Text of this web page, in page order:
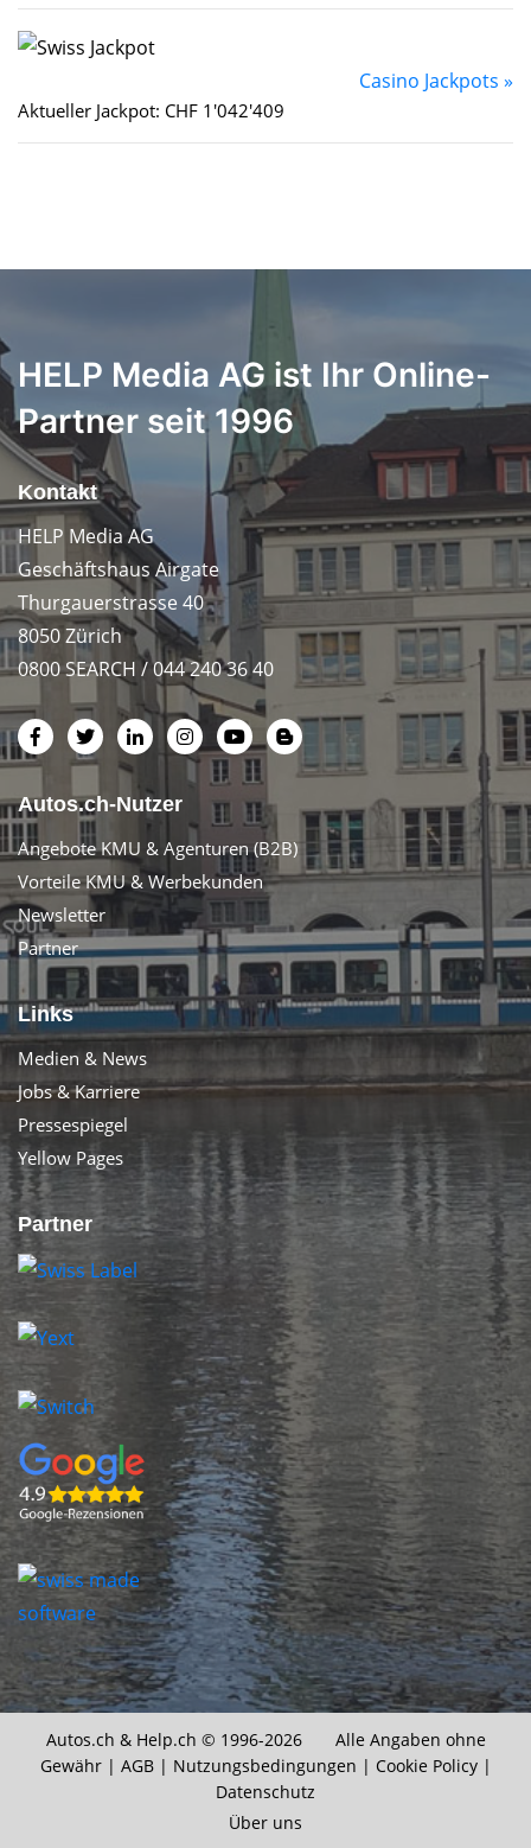
Casino Jackpots »
Aktueller Jackpot: CHF 1'042'409
HELP Media AG ist Ihr Online-
Partner seit 1996
Kontakt
HELP Media AG
Geschäftshaus Airgate
Thurgauerstrasse 40
8050 Zürich
0800 SEARCH / 044 240 36 40
Autos.ch-Nutzer
Angebote KMU & Agenturen (B2B)
Vorteile KMU & Werbekunden
Newsletter
Partner
Links
Medien & News
Jobs & Karriere
Pressespiegel
Yellow Pages
Partner
Autos.ch & Help.ch © 1996-2026 Alle Angaben ohne
Gewähr | AGB| Nutzungsbedingungen | Cookie Policy|
Datenschutz
Über uns